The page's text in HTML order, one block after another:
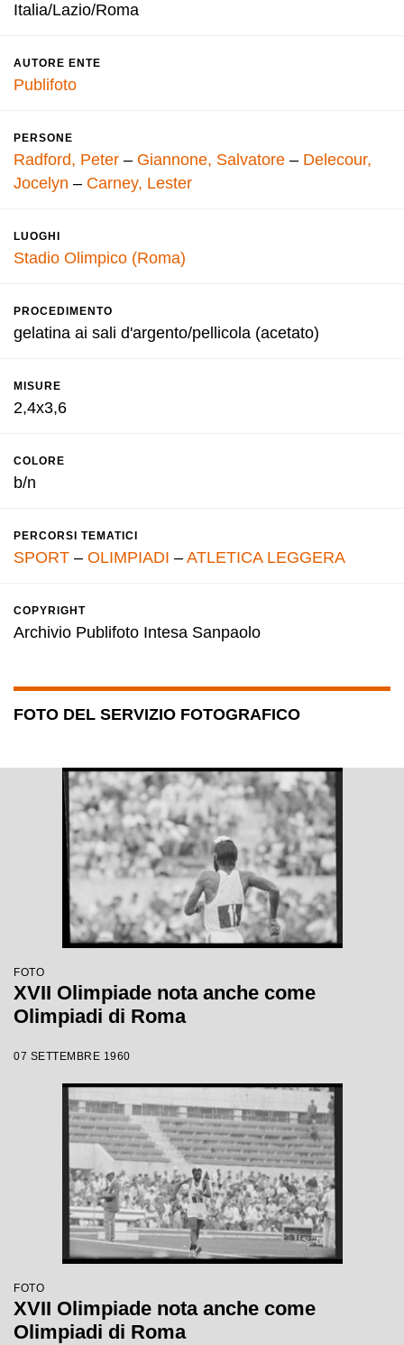
Italia/Lazio/Roma
AUTORE ENTE
Publifoto
PERSONE
Radford, Peter – Giannone, Salvatore – Delecour,
Jocelyn – Carney, Lester
LUOGHI
Stadio Olimpico (Roma)
PROCEDIMENTO
gelatina ai sali d'argento/pellicola (acetato)
MISURE
2,4x3,6
COLORE
b/n
PERCORSI TEMATICI
SPORT – OLIMPIADI – ATLETICA LEGGERA
COPYRIGHT
Archivio Publifoto Intesa Sanpaolo
FOTO DEL SERVIZIO FOTOGRAFICO
FOTO
XVII Olimpiade nota anche come
Olimpiadi di Roma
07 SETTEMBRE 1960
FOTO
XVII Olimpiade nota anche come
Olimpiadi di Roma